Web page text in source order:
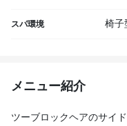
スパ環境 椅子
メニュー紹介
ツーブロックヘアのサイ